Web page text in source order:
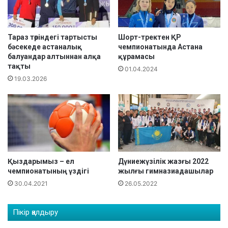
а
с
ы
н
д
а
ғ
ә
е
м
ч
е
м
п
и
н
"
G
r
a
c
i
a
a
r
C
U
P
"
х
а
Тараз төріндегі тартысты
бәсекеде астаналық
балуандар алтыннан алқа
тақты
19.03.2026
Шорт-тректен ҚР
чемпионатында Астана
құрамасы
01.04.2024
Қыздарымыз – ел
чемпионатының үздігі
30.04.2021
Дүниежүзілік жазғы 2022
жылғы гимназиадашылар
26.05.2022
Пікір қалдыру